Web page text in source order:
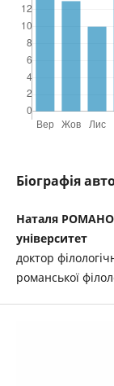
Біографія
Наталя
університет
доктор
романської